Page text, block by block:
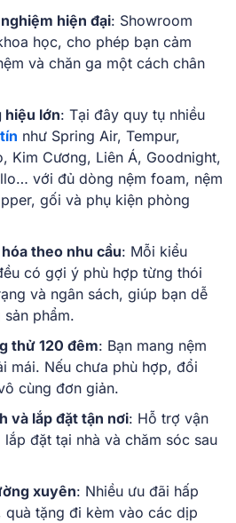
hiện đại: Showroom
học, cho phép bạn cảm
và chăn ga một cách chân
hiệu lớn: Tại đây quy tụ nhiều
như Spring Air, Tempur,
Kim Cương, Liên Á, Goodnight,
với đủ dòng nệm foam, nệm
gối và phụ kiện phòng
theo nhu cầu: Mỗi kiểu
có gợi ý phù hợp từng thói
và ngân sách, giúp bạn dễ
phẩm.
thử 120 đêm: Bạn mang nệm
mái. Nếu chưa phù hợp, đổi
cùng đơn giản.
và lắp đặt tận nơi: Hỗ trợ vận
đặt tại nhà và chăm sóc sau
xuyên: Nhiều ưu đãi hấp
tặng đi kèm vào các dịp